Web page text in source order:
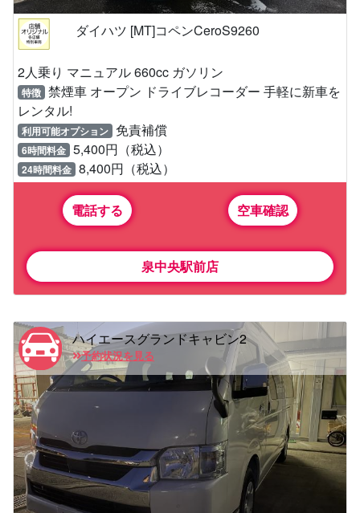
ダイハツ [MT]コペンCeroS9260
2人乗り マニュアル 660cc ガソリン
特徴 禁煙車 オープン ドライブレコーダー 手軽に新車を
レンタル!
利用可能オプション 免責補償
6時間料金 5,400円（税込）
24時間料金 8,400円（税込）
電話する 空車確認
泉中央駅前店
ハイエースグランドキャビン2
予約状況を見る